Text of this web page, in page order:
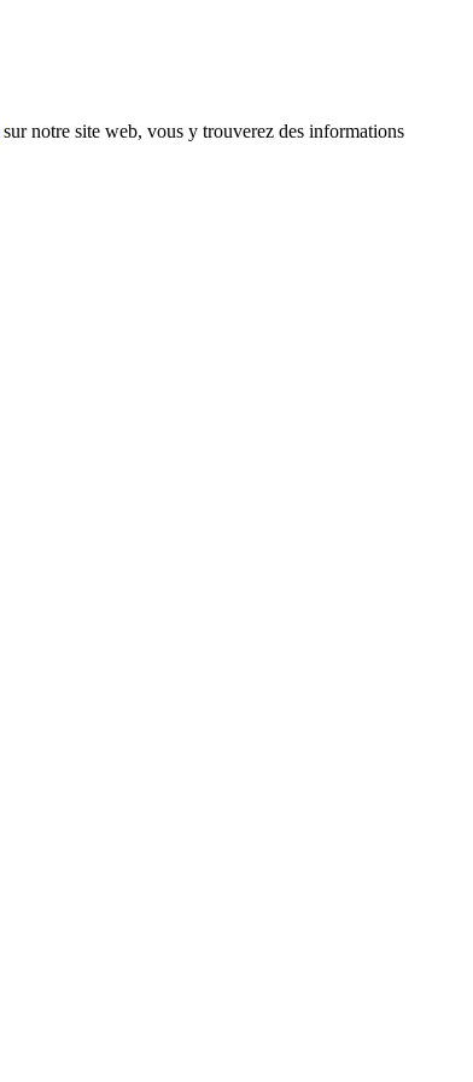
sur notre site web, vous y trouverez des informations